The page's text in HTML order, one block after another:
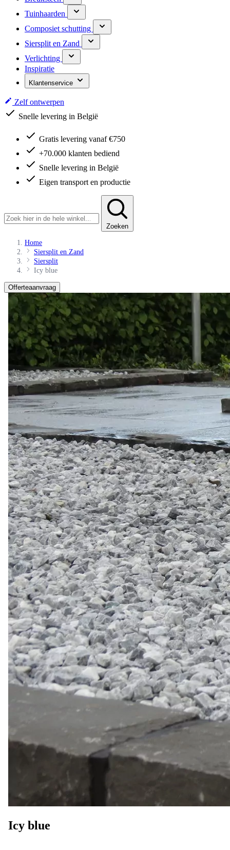
Tuinhaarden
Composiet schutting
Siersplit en Zand
Verlichting
Inspiratie
Klantenservice
Zelf ontwerpen
Snelle levering in België
Gratis levering vanaf €750
+70.000 klanten bediend
Snelle levering in België
Eigen transport en productie
Zoeken
Home
Siersplit en Zand
Siersplit
Icy blue
Offerteaanvraag
Icy blue